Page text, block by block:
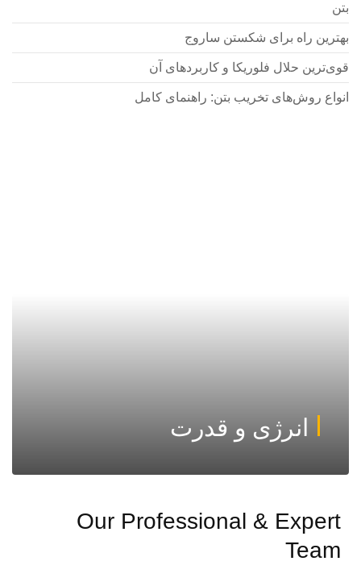
بتن
بهترین راه برای شکستن ساروج
قوی‌ترین حلال فلوریکا و کاربردهای آن
انواع روش‌های تخریب بتن: راهنمای کامل
انرژی و قدرت
Our Professional & Expert
Team